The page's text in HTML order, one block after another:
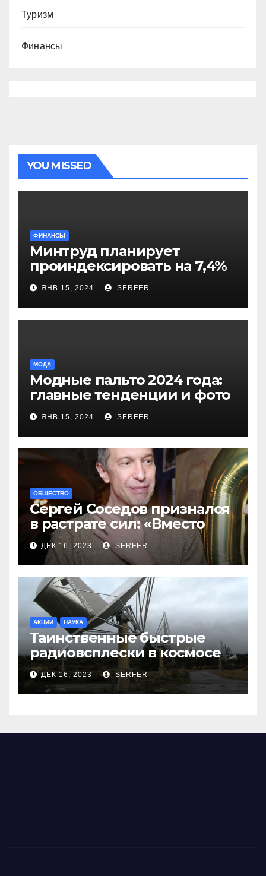
Туризм
Финансы
YOU MISSED
ФИНАНСЫ
Минтруд планирует
проиндексировать на 7,4%
более 40 выплат и
компенсаций
ЯНВ 15, 2024 SERFER
МОДА
Модные пальто 2024 года:
главные тенденции и фото
новинок
ЯНВ 15, 2024 SERFER
ОБЩЕСТВО
Сергей Соседов признался
в растрате сил: «Вместо
меня взяли Пригожина»
ДЕК 16, 2023 SERFER
АКЦИИ НАУКА
Таинственные быстрые
радиовсплески в космосе
сделались все более
странными
ДЕК 16, 2023 SERFER